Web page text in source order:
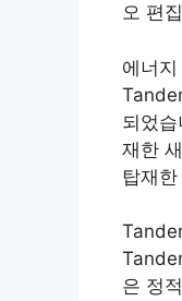
오 편
에너지
되었
재한
탑재
은 정